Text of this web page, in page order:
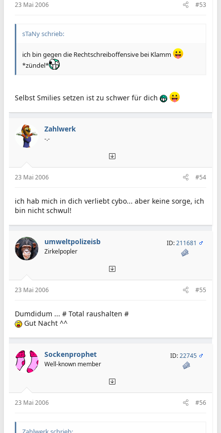
23 Mai 2006 #53
sTaNy schrieb:
ich bin gegen die Rechtschreiboffensive bei Klamm
*zündel*
Selbst Smilies setzen ist zu schwer für dich
Zahlwerk
-.-
23 Mai 2006 #54
ich hab mich in dich verliebt cybo... aber keine sorge, ich
bin nicht schwul!
umweltpolizeisb
Zirkelpopler
ID:211681
23 Mai 2006 #55
Dumdidum ... # Total raushalten #
Gut Nacht ^^
Sockenprophet
Well-known member
ID:22745
23 Mai 2006 #56